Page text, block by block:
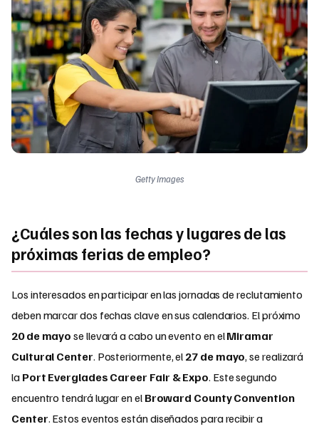
Getty Images
¿Cuáles son las fechas y lugares de las
próximas ferias de empleo?
Los interesados en participar en las jornadas de reclutamiento
deben marcar dos fechas clave en sus calendarios. El próximo
20 de mayo se llevará a cabo un evento en elMiramar
Cultural Center. Posteriormente, el 27 de mayo, se realizará
la Port Everglades Career Fair & Expo. Este segundo
encuentro tendrá lugar en el Broward County Convention
Center. Estos eventos están diseñados para recibir a